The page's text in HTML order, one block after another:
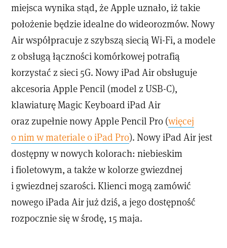
miejsca wynika stąd, że Apple uznało, iż takie
położenie będzie idealne do wideorozmów. Nowy
Air współpracuje z szybszą siecią Wi-Fi, a modele
z obsługą łączności komórkowej potrafią
korzystać z sieci 5G. Nowy iPad Air obsługuje
akcesoria Apple Pencil (model z USB-C),
klawiaturę Magic Keyboard iPad Air
oraz zupełnie nowy Apple Pencil Pro (więcej
o nim w materiale o iPad Pro). Nowy iPad Air jest
dostępny w nowych kolorach: niebieskim
i fioletowym, a także w kolorze gwiezdnej
i gwiezdnej szarości. Klienci mogą zamówić
nowego iPada Air już dziś, a jego dostępność
rozpocznie się w środę, 15 maja.